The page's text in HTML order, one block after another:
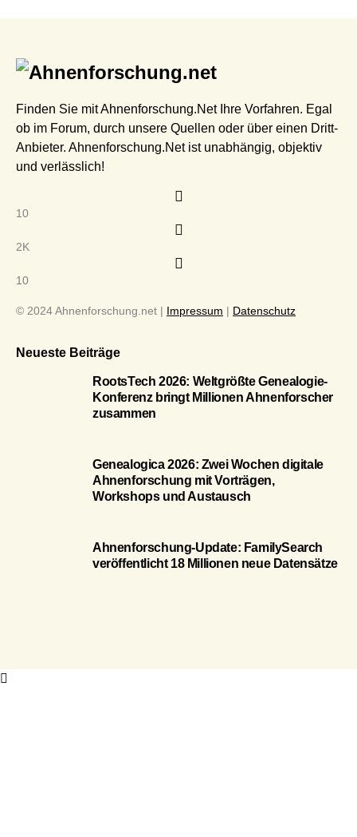
Finden Sie mit Ahnenforschung.Net Ihre Vorfahren. Egal
ob im Forum, durch unsere Quellen oder über einen Dritt-
Anbieter. Ahnenforschung.Net ist unabhängig, objektiv
und verlässlich!
10
2K
10
© 2024 Ahnenforschung.net | Impressum | Datenschutz
Neueste Beiträge
RootsTech 2026: Weltgrößte Genealogie-
Konferenz bringt Millionen Ahnenforscher
zusammen
Genealogica 2026: Zwei Wochen digitale
Ahnenforschung mit Vorträgen,
Workshops und Austausch
Ahnenforschung-Update: FamilySearch
veröffentlicht 18 Millionen neue Datensätze